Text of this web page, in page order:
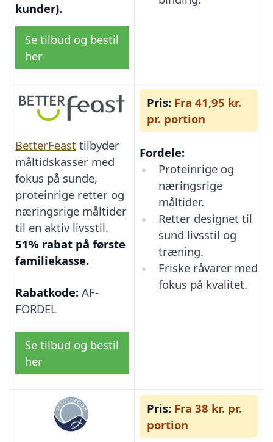
kunder).
Se tilbud og bestil
her
BetterFeast tilbyder
måltidskasser med
fokus på sunde,
proteinrige retter og
næringsrige måltider
til en aktiv livsstil.
51% rabat på første
familiekasse.
Rabatkode: AF-
FORDEL
Se tilbud og bestil
her
Pris: Fra 41,95 kr.
pr. portion
Fordele:
Proteinrige og
næringsrige
måltider.
Retter designet til
sund livsstil og
træning.
Friske råvarer med
fokus på kvalitet.
Pris: Fra 38 kr. pr.
portion